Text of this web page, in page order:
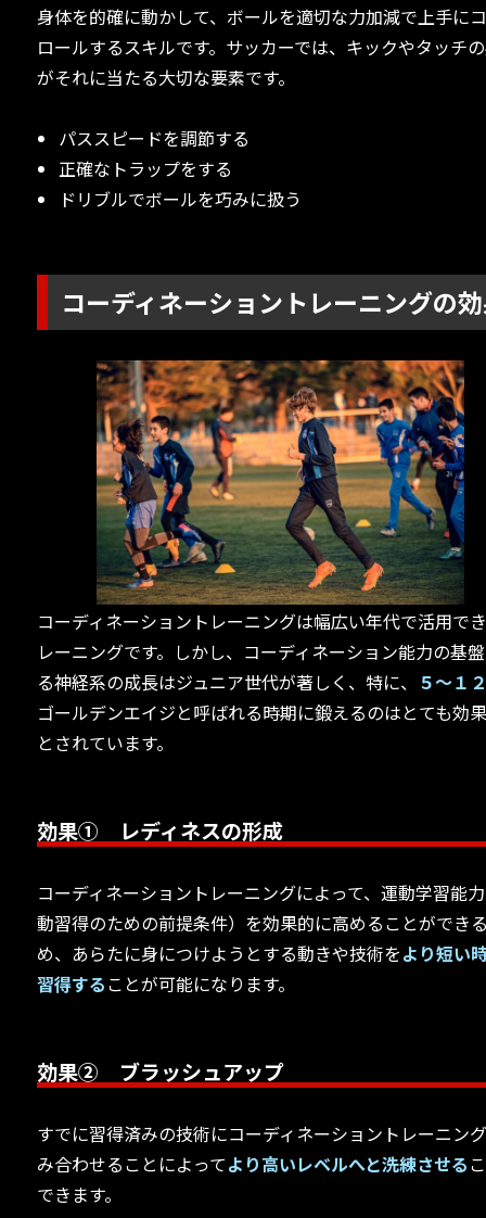
身体を的確に動かして、ボールを適切な力加減で上手に
ロールするスキルです。サッカーでは、キックやタッチ
がそれに当たる大切な要素です。
パススピードを調節する
正確なトラップをする
ドリブルでボールを巧みに扱う
コーディネーショントレーニングの
コーディネーショントレーニングは幅広い年代で活用で
レーニングです。しかし、コーディネーション能力の基
る神経系の成長はジュニア世代が著しく、特に、 ５～１
ゴールデンエイジと呼ばれる時期に鍛えるのはとても効
とされています。
効果① レディネスの形成
コーディネーショントレーニングによって、運動学習能
動習得のための前提条件）を効果的に高めることができ
め、あらたに身につけようとする動きや技術をより短い
習得することが可能になります。
効果② ブラッシュアップ
すでに習得済みの技術にコーディネーショントレーニン
み合わせることによってより高いレベルへと洗練させる
できます。